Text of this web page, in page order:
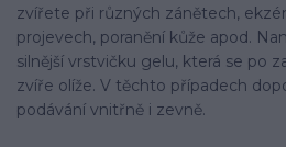
zvířete při různých zánětech,
projevech, poranění kůže apod.
silnější vrstvičku gelu, která se po
zvíře olíže. V těchto případech
podávání vnitřně i zevně.